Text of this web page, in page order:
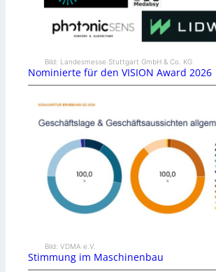
Bild: Landesmesse Stuttgart GmbH & Co. KG
Nominierte für den VISION Award 2026
Bild: VDMA e.V.
Stimmung im Maschinenbau